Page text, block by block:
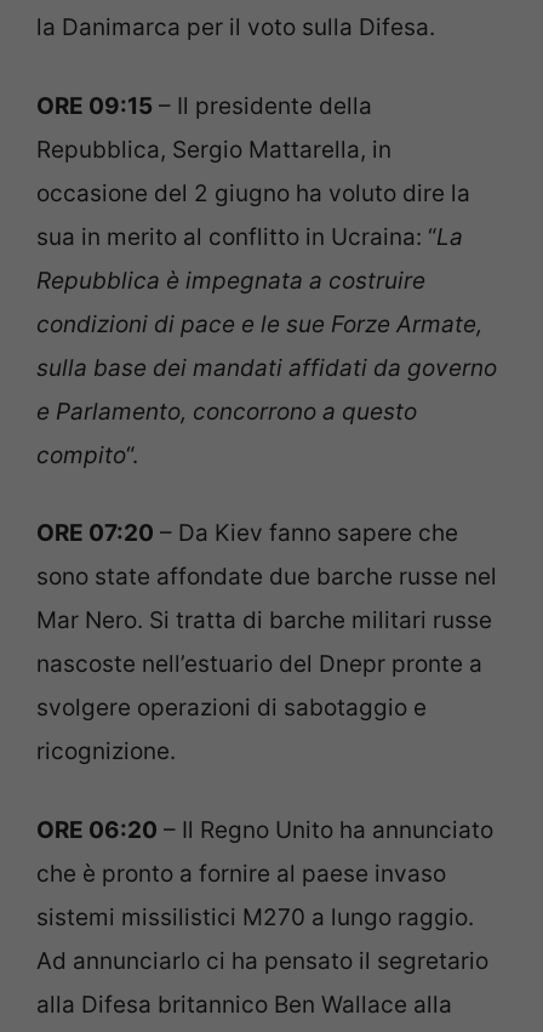
la Danimarca per il voto sulla Difesa.
ORE 09:15 – Il presidente della
Repubblica, Sergio Mattarella, in
occasione del 2 giugno ha voluto dire la
sua in merito al conflitto in Ucraina: “La
Repubblica è impegnata a costruire
condizioni di pace e le sue Forze Armate,
sulla base dei mandati affidati da governo
e Parlamento, concorrono a questo
compito“.
ORE 07:20 – Da Kiev fanno sapere che
sono state affondate due barche russe nel
Mar Nero. Si tratta di barche militari russe
nascoste nell’estuario del Dnepr pronte a
svolgere operazioni di sabotaggio e
ricognizione.
ORE 06:20 – Il Regno Unito ha annunciato
che è pronto a fornire al paese invaso
sistemi missilistici M270 a lungo raggio.
Ad annunciarlo ci ha pensato il segretario
alla Difesa britannico Ben Wallace alla